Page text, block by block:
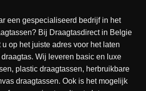
een gespecialiseerd bedrijf in het
Bij Draagtasdirect in Belgie
op het juiste adres voor het laten
Wij leveren basic en luxe
plastic draagtassen, herbruikbare
draagtassen. Ook is het mogelijk